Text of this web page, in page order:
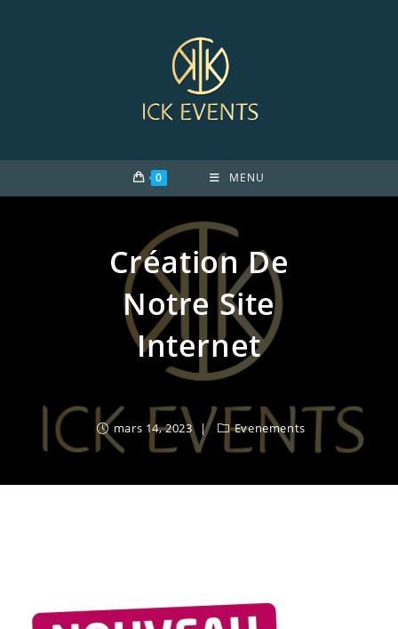
0 MENU
Création De
Notre Site
Internet
mars 14, 2023 Evenements